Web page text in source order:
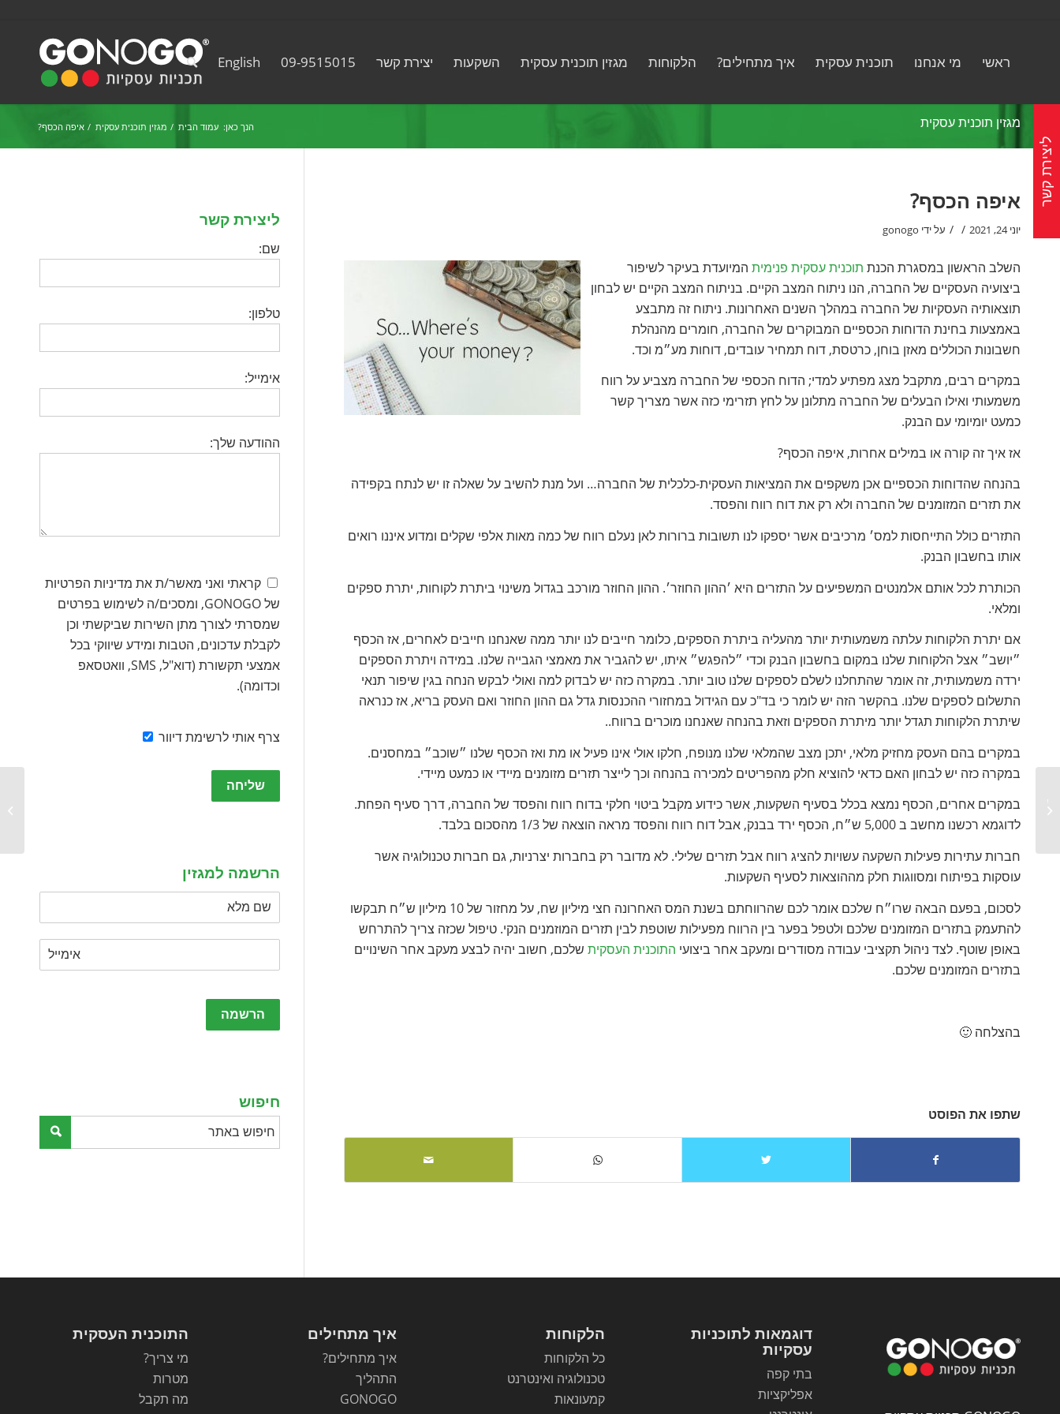
ראשי מי אנחנו תוכנית עסקית איך מתחילים? הלקוחות מגזין תוכנית עסקית השקעות יצירת קשר 09-9515015
English
מגזין תוכנית עסקית הנך כאן: עמוד הבית / מגזין תוכנית עסקית / איפה הכסף?
איפה הכסף?
יוני 24, 2021 /
/ על ידי gonogo
השלב הראשון במסגרת הכנת תוכנית עסקית פנימית המיועדת בעיקר לשיפור
ביצועיה העסקיים של החברה, הנו ניתוח המצב הקיים. בניתוח המצב הקיים יש לבחון
תוצאותיה העסקיות של החברה במהלך השנים האחרונות. ניתוח זה מתבצע
באמצעות בחינת הדוחות הכספיים המבוקרים של החברה, חומרים מהנהלת
חשבונות הכוללים מאזן בוחן, כרטסת, דוח תמחיר עובדים, דוחות מע״מ וכד.
במקרים רבים, מתקבל מצג מפתיע למדי; הדוח הכספי של החברה מצביע על רווח
משמעותי ואילו הבעלים של החברה מתלונן על לחץ תזרימי כזה אשר מצריך קשר
כמעט יומיומי עם הבנק.
אז איך זה קורה או במילים אחרות, איפה הכסף?
בהנחה שהדוחות הכספיים אכן משקפים את המציאות העסקית-כלכלית של החברה… ועל מנת להשיב על שאלה זו יש לנתח בקפידה
את תזרים המזומנים של החברה ולא רק את דוח רווח והפסד.
התזרים כולל התייחסות למס׳ מרכיבים אשר יספקו לנו תשובות ברורות לאן נעלם רווח של כמה מאות אלפי שקלים ומדוע איננו רואים
אותו בחשבון הבנק.
הכותרת לכל אותם אלמנטים המשפיעים על התזרים היא ׳ההון החוזר׳. ההון החוזר מורכב בגדול משינוי ביתרת לקוחות, יתרת ספקים
ומלאי.
אם יתרת הלקוחות עלתה משמעותית יותר מהעליה ביתרת הספקים, כלומר חייבים לנו יותר ממה שאנחנו חייבים לאחרים, אז הכסף
״יושב״ אצל הלקוחות שלנו במקום בחשבון הבנק וכדי ״להפגש״ איתו, יש להגביר את מאמצי הגבייה שלנו. במידה ויתרת הספקים
ירדה משמעותית, זה אומר שהתחלנו לשלם לספקים שלנו טוב יותר. במקרה כזה יש לבדוק למה ואולי לבקש הנחה בגין שיפור תנאי
התשלום לספקים שלנו. בהקשר הזה יש לומר כי בד"כ עם הגידול במחזורי ההכנסות גדל גם ההון החוזר ואם העסק בריא, אז כנראה
שיתרת הלקוחות תגדל יותר מיתרת הספקים וזאת בהנחה שאנחנו מוכרים ברווח..
במקרים בהם העסק מחזיק מלאי, יתכן מצב שהמלאי שלנו מנופח, חלקו אולי אינו פעיל או מת ואז הכסף שלנו ״שוכב״ במחסנים.
במקרה כזה יש לבחון האם כדאי להוציא חלק מהפריטים למכירה בהנחה וכך לייצר תזרים מזומנים מיידי או כמעט מיידי.
במקרים אחרים, הכסף נמצא בכלל בסעיף השקעות, אשר כידוע מקבל ביטוי חלקי בדוח רווח והפסד של החברה, דרך סעיף הפחת.
לדוגמא רכשנו מחשב ב 5,000 ש״ח, הכסף ירד בבנק, אבל דוח רווח והפסד מראה הוצאה של 1/3 מהסכום בלבד.
חברות עתירות פעילות השקעה עשויות להציג רווח אבל תזרים שלילי. לא מדובר רק בחברות יצרניות, גם חברות טכנולוגיה אשר
עוסקות בפיתוח ומסווגות חלק מההוצאות לסעיף השקעות.
לסכום, בפעם הבאה שרו״ח שלכם אומר לכם שהרווחתם בשנת המס האחרונה חצי מיליון שח, על מחזור של 10 מיליון ש״ח תבקשו
להתעמק בתזרים המזומנים שלכם ולטפל בפער בין הרווח מפעילות שוטפת לבין תזרים המוזמנים הנקי. טיפול שכזה צריך להתרחש
באופן שוטף. לצד ניהול תקציבי עבודה מסודרים ומעקב אחר ביצועי התוכנית העסקית שלכם, חשוב יהיה לבצע מעקב אחר השינויים
בתזרים המזומנים שלכם.
בהצלחה 🙂
שתפו את הפוסט
ליצירת קשר
שם:
טלפון:
אימייל:
ההודעה שלך:
קראתי ואני מאשר/ת את מדיניות הפרטיות
של GONOGO, ומסכים/ה לשימוש בפרטים
שמסרתי לצורך מתן השירות שביקשתי וכן
לקבלת עדכונים, הטבות ומידע שיווקי בכל
אמצעי תקשורת (דוא"ל, SMS, וואטסאפ
וכדומה).
צרף אותי לרשימת דיוור
Please
leave
הרשמה למגזין
Please
leave
חיפוש
דוגמאות לתוכניות
עסקיות
בתי קפה
אפליקציות
הלקוחות
כל הלקוחות
טכנולוגיה ואינטרנט
קמעונאות
איך מתחילים
איך מתחילים?
התהליך
GONOGO
התוכנית העסקית
מי צריך?
מטרות
מה תקבל
שנת 2021 – רבעון אחרון בפתח – איך
נראית התוכנית העסקית שלך?...
ליצירת קשר